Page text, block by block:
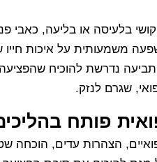
קושי בלעיסה או בליעה,
משמעותית על איכות חייו
התביעה נדרשת להוכיח
שגרם לנזק.
פותח
הצהרות עדים, הוכחה